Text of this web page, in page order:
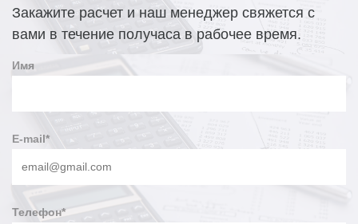
Закажите расчет и наш менеджер свяжется с
вами в течение получаса в рабочее время.
Имя
E-mail*
Телефон*